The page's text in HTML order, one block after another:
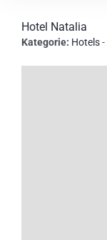
Hotel Natalia
Kategorie: Hotels-